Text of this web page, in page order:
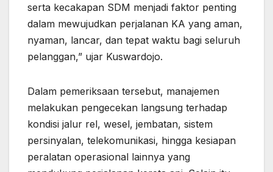
serta kecakapan SDM menjadi faktor penting
dalam mewujudkan perjalanan KA yang aman,
nyaman, lancar, dan tepat waktu bagi seluruh
pelanggan,” ujar Kuswardojo.
Dalam pemeriksaan tersebut, manajemen
melakukan pengecekan langsung terhadap
kondisi jalur rel, wesel, jembatan, sistem
persinyalan, telekomunikasi, hingga kesiapan
peralatan operasional lainnya yang